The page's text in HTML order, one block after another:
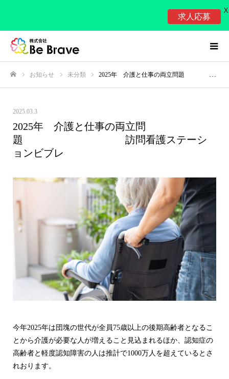
お知らせ 未分類 2025年 介護と仕事の両立問題 訪問看護ステーションビブレ
2025.03.3
2025年 介護と仕事の両立問
題 訪問看護ステーシ
ョンビブレ
今年2025年は団塊の世代が全員75歳以上の後期高齢者となるこ
とから介護が必要な人が増えること見込まれるほか、認知症の
高齢者と軽度認知障害の人は推計で1000万人を超えているとさ
れおります。
求人応募
X